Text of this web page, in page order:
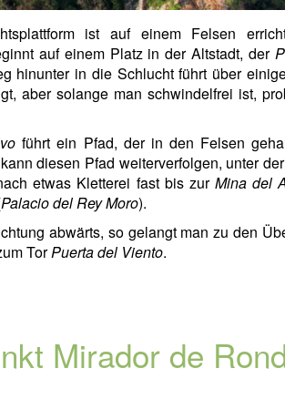
ist auf einem Felsen
auf einem Platz in der Altstadt, der
hinunter in die Schlucht führt über
aber solange man schwindelfrei ist,
führt ein Pfad, der in den Felsen
diesen Pfad weiterverfolgen, unter
etwas Kletterei fast bis zur Mina del
Palacio del Rey Moro).
abwärts, so gelangt man zu den
TorPuerta del Viento.
Mirador de